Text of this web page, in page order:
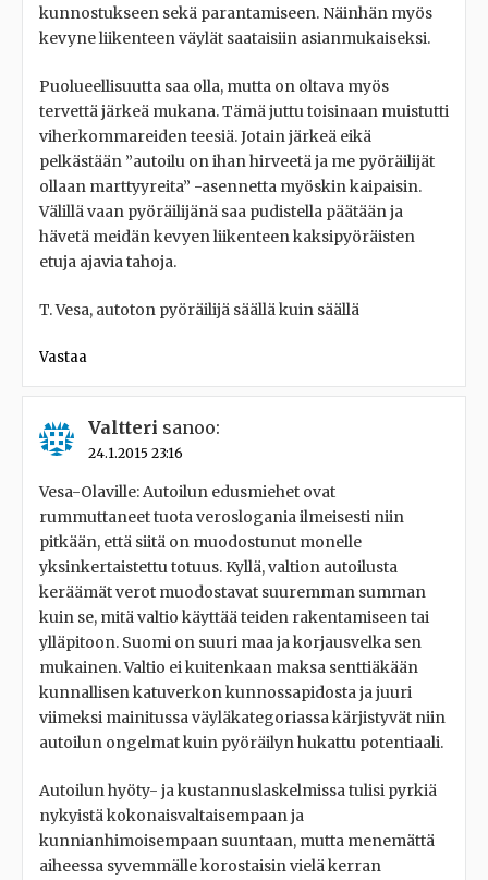
kunnostukseen sekä parantamiseen. Näinhän myös
kevyne liikenteen väylät saataisiin asianmukaiseksi.
Puolueellisuutta saa olla, mutta on oltava myös
tervettä järkeä mukana. Tämä juttu toisinaan muistutti
viherkommareiden teesiä. Jotain järkeä eikä
pelkästään ”autoilu on ihan hirveetä ja me pyöräilijät
ollaan marttyyreita” -asennetta myöskin kaipaisin.
Välillä vaan pyöräilijänä saa pudistella päätään ja
hävetä meidän kevyen liikenteen kaksipyöräisten
etuja ajavia tahoja.
T. Vesa, autoton pyöräilijä säällä kuin säällä
Vastaa
Valtteri sanoo:
24.1.2015 23:16
Vesa-Olaville: Autoilun edusmiehet ovat
rummuttaneet tuota veroslogania ilmeisesti niin
pitkään, että siitä on muodostunut monelle
yksinkertaistettu totuus. Kyllä, valtion autoilusta
keräämät verot muodostavat suuremman summan
kuin se, mitä valtio käyttää teiden rakentamiseen tai
ylläpitoon. Suomi on suuri maa ja korjausvelka sen
mukainen. Valtio ei kuitenkaan maksa senttiäkään
kunnallisen katuverkon kunnossapidosta ja juuri
viimeksi mainitussa väyläkategoriassa kärjistyvät niin
autoilun ongelmat kuin pyöräilyn hukattu potentiaali.
Autoilun hyöty- ja kustannuslaskelmissa tulisi pyrkiä
nykyistä kokonaisvaltaisempaan ja
kunnianhimoisempaan suuntaan, mutta menemättä
aiheessa syvemmälle korostaisin vielä kerran